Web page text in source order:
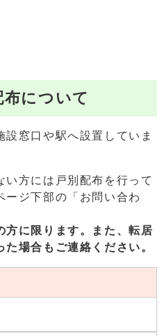
について
窓口や駅へ設置していま
い方には戸別配布を行って
ージ下部の「お問い合わ
方に限ります。また、転居
場合もご連絡ください。